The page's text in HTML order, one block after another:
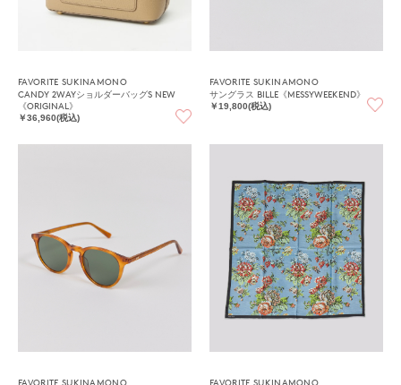
FAVORITE SUKINAMONO
CANDY 2WAYショルダーバッグS NEW
《ORIGINAL》
￥36,960(税込)
FAVORITE SUKINAMONO
サングラス BILLE《MESSYWEEKEND》
￥19,800(税込)
FAVORITE SUKINAMONO FAVORITE SUKINAMONO